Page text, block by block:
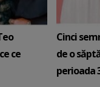
ce
Cinci
de o
perioada